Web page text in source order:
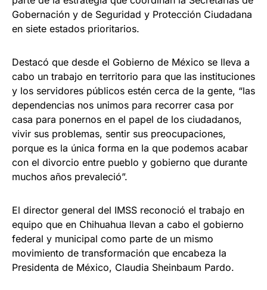
Gobernación y de Seguridad y Protección Ciudadana
en siete estados prioritarios.
Destacó que desde el Gobierno de México se lleva a
cabo un trabajo en territorio para que las instituciones
y los servidores públicos estén cerca de la gente, “las
dependencias nos unimos para recorrer casa por
casa para ponernos en el papel de los ciudadanos,
vivir sus problemas, sentir sus preocupaciones,
porque es la única forma en la que podemos acabar
con el divorcio entre pueblo y gobierno que durante
muchos años prevaleció”.
El director general del IMSS reconoció el trabajo en
equipo que en Chihuahua llevan a cabo el gobierno
federal y municipal como parte de un mismo
movimiento de transformación que encabeza la
Presidenta de México, Claudia Sheinbaum Pardo.